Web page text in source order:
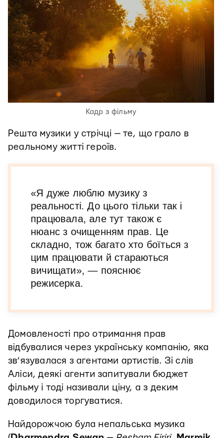
Кадр з фільму
Решта музики у стрічці — те, що грало в
реальному житті героїв.
«Я дуже люблю музику з
реальності. До цього тільки так і
працювала, але тут також є
нюанс з очищенням прав. Це
складно, тож багато хто боїться з
цим працювати й стараються
вичищати», — пояснює
режисерка.
Домовленості про отримання прав
відбувалися через українську компанію, яка
зв’язувалася з агентами артистів. Зі слів
Аліси, деякі агенти запитували бюджет
фільму і тоді називали ціну, а з деким
доводилося торгуватися.
Найдорожчою була непальська музика